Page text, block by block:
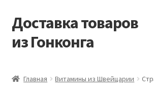
Перейти
к
навигации
Перейти
к
содержимому
Доставка товаров
из Гонконга
Главная Витамины из Швейцарии